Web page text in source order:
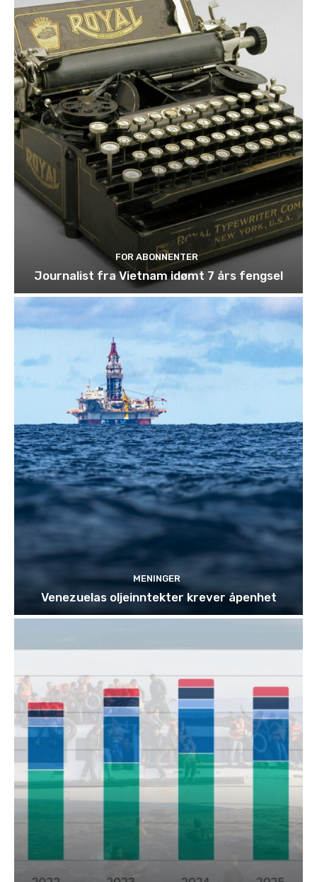
FOR ABONNENTER
Journalist fra Vietnam idømt 7 års fengsel
MENINGER
Venezuelas oljeinntekter krever åpenhet